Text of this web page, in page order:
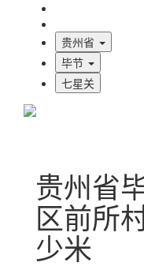
贵州省
毕节
七星关
贵州省
区前所
少米